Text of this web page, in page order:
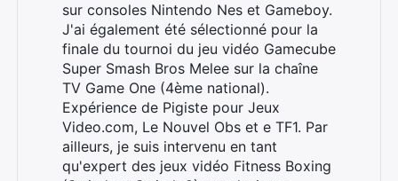
sur consoles Nintendo Nes et Gameboy.
J'ai également été sélectionné pour la
finale du tournoi du jeu vidéo Gamecube
Super Smash Bros Melee sur la chaîne
TV Game One (4ème national).
Expérience de Pigiste pour Jeux
Video.com, Le Nouvel Obs et e TF1. Par
ailleurs, je suis intervenu en tant
qu'expert des jeux vidéo Fitness Boxing